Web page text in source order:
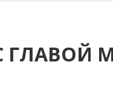
ГЛАВОЙ